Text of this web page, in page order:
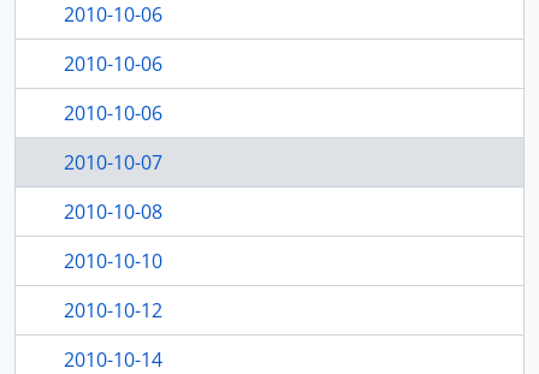
2010-10-06
2010-10-06
2010-10-06
2010-10-07
2010-10-08
2010-10-10
2010-10-12
2010-10-14